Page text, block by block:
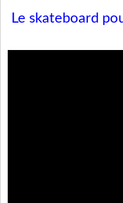
Le skateboard